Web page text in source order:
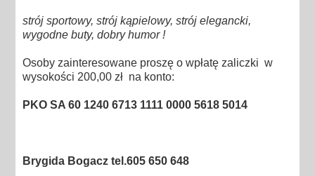
strój sportowy, strój kąpielowy, strój elegancki,
wygodne buty, dobry humor !
Osoby zainteresowane proszę o wpłatę zaliczki w
wysokości 200,00 zł na konto:
PKO SA 60 1240 6713 1111 0000 5618 5014
Brygida Bogacz tel.605 650 648